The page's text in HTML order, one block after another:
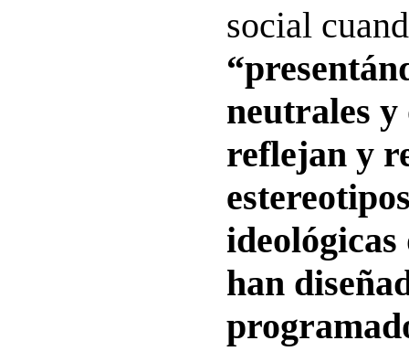
social
neutrales
reflejan y
ideológicas
han